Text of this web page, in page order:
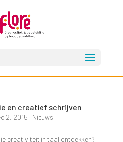
en creatief schrijven
2, 2015 | Nieuws
creativiteit in taal ontdekken?